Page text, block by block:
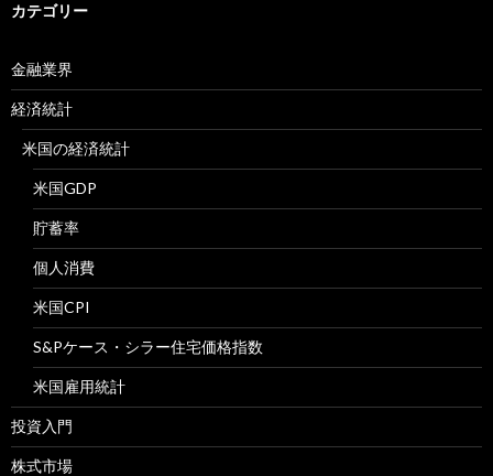
カテゴリー
金融業界
経済統計
米国の経済統計
米国GDP
貯蓄率
個人消費
米国CPI
S&Pケース・シラー住宅価格指数
米国雇用統計
投資入門
株式市場